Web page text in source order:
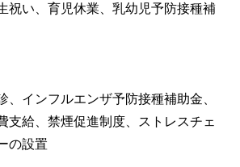
祝い、育児休業、乳幼児予防接種補
、インフルエンザ予防接種補助金、
支給、禁煙促進制度、ストレスチェ
の設置